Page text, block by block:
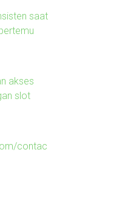
saat
akses
slot
contac